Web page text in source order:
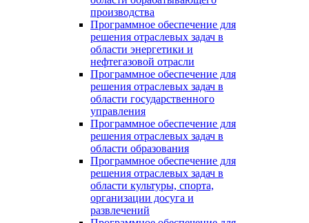
производства
Программное обеспечение для
решения отраслевых задач в
области энергетики и
нефтегазовой отрасли
Программное обеспечение для
решения отраслевых задач в
области государственного
управления
Программное обеспечение для
решения отраслевых задач в
области образования
Программное обеспечение для
решения отраслевых задач в
области культуры, спорта,
организации досуга и
развлечений